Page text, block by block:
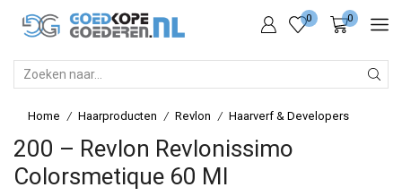
0 0
Home / Haarproducten / Revlon / Haarverf & Developers
200 – Revlon Revlonissimo
Colorsmetique 60 Ml